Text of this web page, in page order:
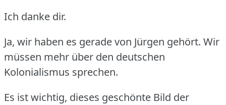
Ich danke dir.
Ja, wir haben es gerade von Jürgen gehört. Wir
müssen mehr über den deutschen
Kolonialismus sprechen.
Es ist wichtig, dieses geschönte Bild der